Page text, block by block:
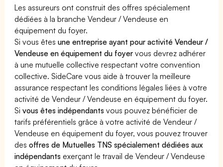
Les assureurs ont construit des offres spécialement
dédiées à la branche Vendeur / Vendeuse en
équipement du foyer.
Si vous êtesune entreprise ayant pour activité Vendeur /
Vendeuse en équipement du foyer vous devrez adhérer
à une mutuelle collective respectant votre convention
collective. SideCare vous aide à trouver la meilleure
assurance respectant les conditions légales liées à votre
activité de Vendeur / Vendeuse en équipement du foyer.
Sivous êtes indépendants vous pouvez bénéficier de
tarifs préférentiels grâce à votre activité de Vendeur /
Vendeuse en équipement du foyer, vous pouvez trouver
desoffres de Mutuelles TNS spécialement dédiées aux
indépendants exerçant le travail de Vendeur / Vendeuse